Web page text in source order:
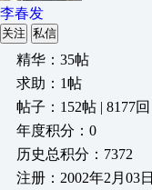
李春发
关注 私信
精华：35帖
求助：1帖
帖子：152帖 | 8177回
年度积分：0
历史总积分：7372
注册：2002年2月03日